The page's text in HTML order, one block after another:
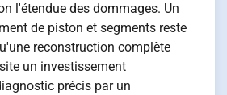
l'étendue des dommages. Un
de piston et segments reste
reconstruction complète
un investissement
précis par un